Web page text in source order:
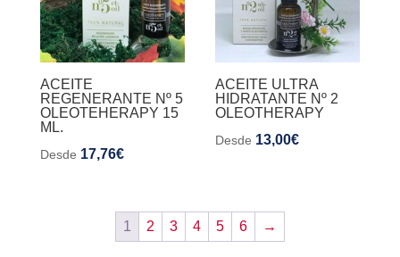
ACEITE
REGENERANTE Nº 5
OLEOTEHERAPY 15
ML.
Desde 17,76€
ACEITE ULTRA
HIDRATANTE Nº 2
OLEOTHERAPY
Desde 13,00€
1 2 3 4 5 6 →